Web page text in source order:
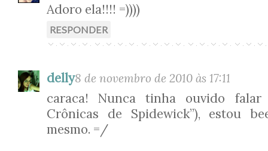
Adoro ela!!!! =))))
RESPONDER
delly8 de novembro de 2010 às 17:11
caraca! Nunca tinha ouvido falar
Crônicas de Spidewick”), estou
mesmo. =/